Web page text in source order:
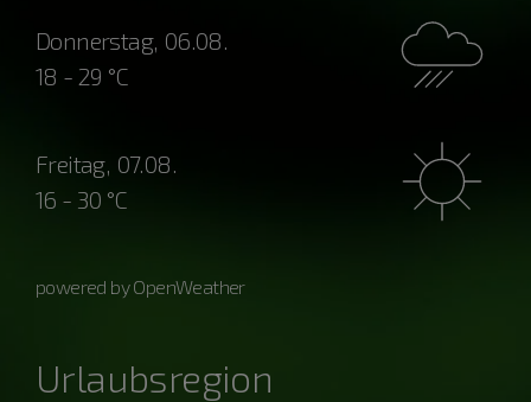
Donnerstag, 06.08.
18 - 29 °C
Freitag, 07.08.
16 - 30 °C
powered by OpenWeather
Urlaubsregion